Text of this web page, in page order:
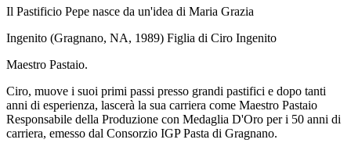
Il Pastificio Pepe nasce da un'idea di Maria Grazia
Ingenito (Gragnano, NA, 1989) Figlia di Ciro Ingenito
Maestro Pastaio.
Ciro, muove i suoi primi passi presso grandi pastifici e dopo tanti
anni di esperienza, lascerà la sua carriera come Maestro Pastaio
Responsabile della Produzione con Medaglia D'Oro per i 50 anni di
carriera, emesso dal Consorzio IGP Pasta di Gragnano.